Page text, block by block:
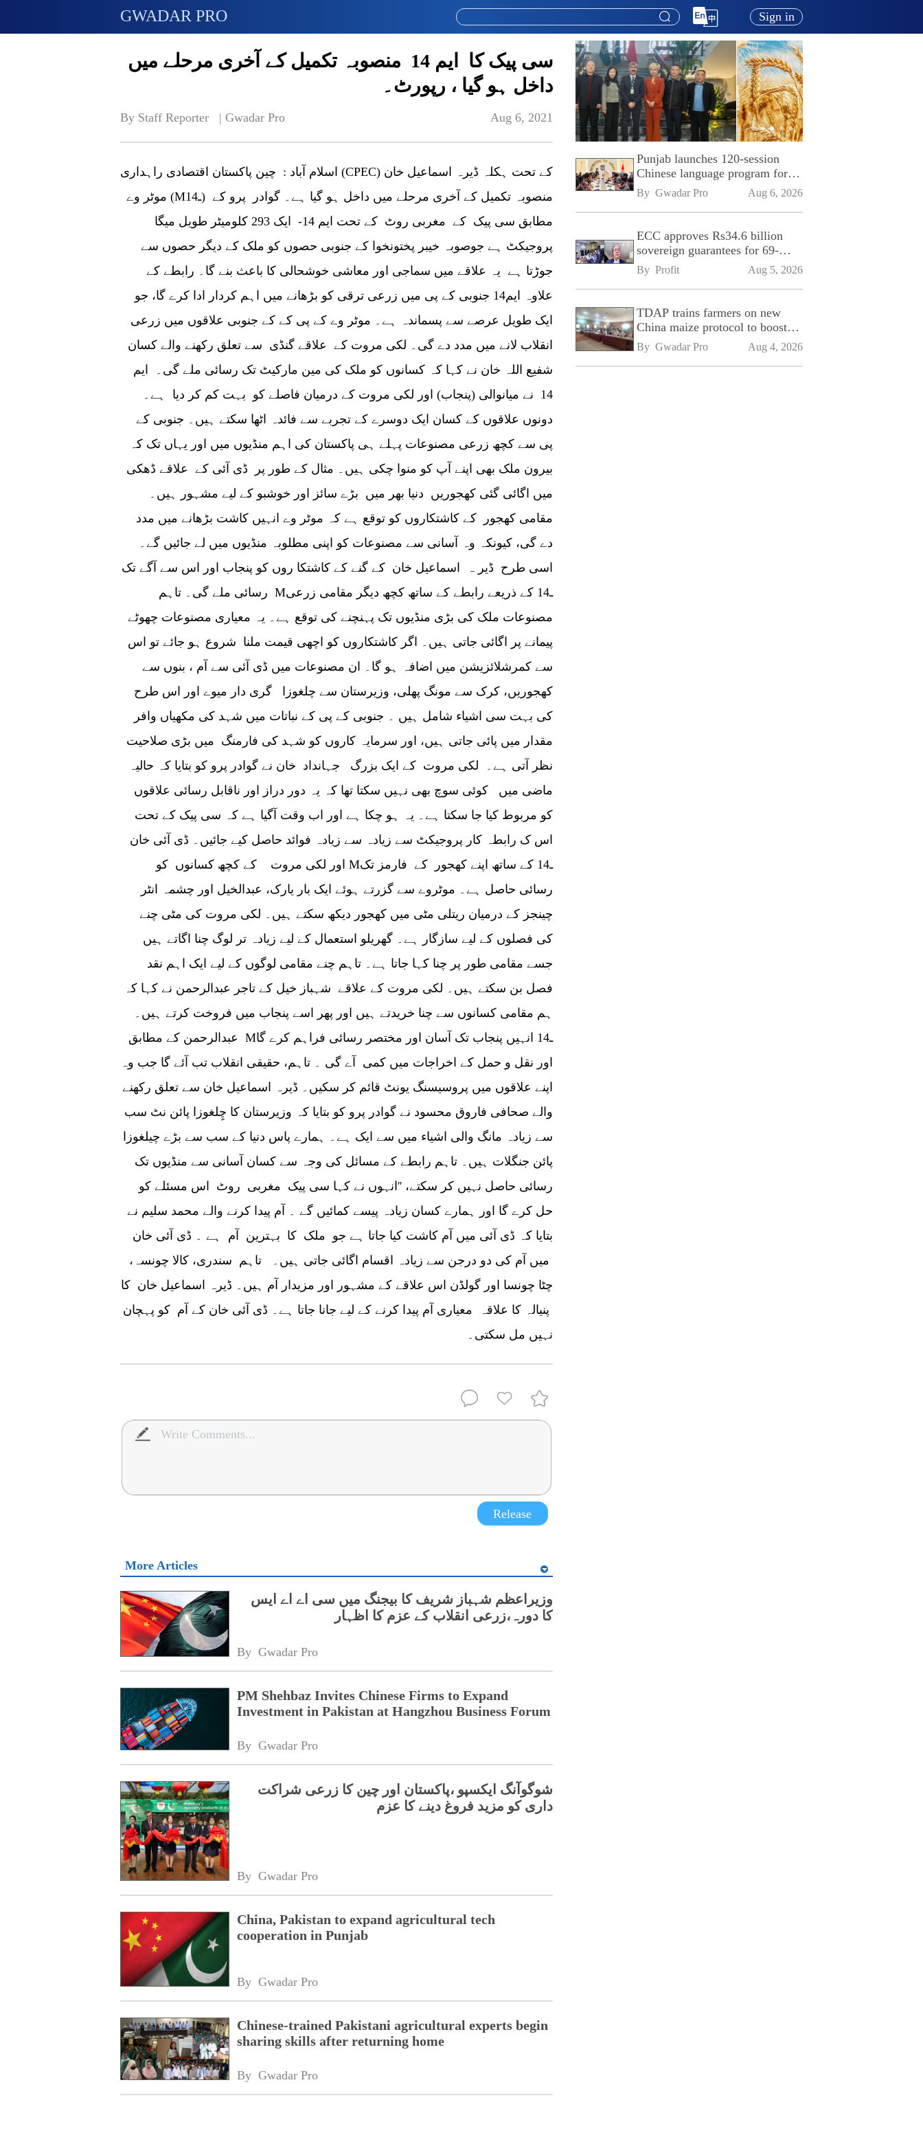
GWADAR PRO Sign in
سی پیک کا ایم 14 منصوبہ تکمیل کے آخری مرحلے میں
داخل ہو گیا ، رپورٹ۔
By Staff Reporter   | Gwadar Pro Aug 6, 2021
اسلام آباد : چین پاکستان اقتصادی راہداری (CPEC) کے تحت ہکلہ ڈیرہ اسماعیل خان
موٹر وے (Mـ14) منصوبہ تکمیل کے آخری مرحلے میں داخل ہو گیا ہے۔ گوادر پرو کے
مطابق سی پیک کے مغربی روٹ کے تحت ایم 14- ایک 293 کلومیٹر طویل میگا
پروجیکٹ ہے جوصوبہ خیبر پختونخوا کے جنوبی حصوں کو ملک کے دیگر حصوں سے
جوڑتا ہے یہ علاقے میں سماجی اور معاشی خوشحالی کا باعث بنے گا۔ رابطے کے
علاوہ ایم14 جنوبی کے پی میں زرعی ترقی کو بڑھانے میں اہم کردار ادا کرے گا، جو
ایک طویل عرصے سے پسماندہ ہے۔ موٹر وے کے پی کے کے جنوبی علاقوں میں زرعی
انقلاب لانے میں مدد دے گی۔ لکی مروت کے علاقے گنڈی سے تعلق رکھنے والے کسان
شفیع اللہ خان نے کہا کہ کسانوں کو ملک کی مین مارکیٹ تک رسائی ملے گی۔ ایم
14 نے میانوالی (پنجاب) اور لکی مروت کے درمیان فاصلے کو بہت کم کر دیا ہے۔
دونوں علاقوں کے کسان ایک دوسرے کے تجربے سے فائدہ اٹھا سکتے ہیں۔ جنوبی کے
پی سے کچھ زرعی مصنوعات پہلے ہی پاکستان کی اہم منڈیوں میں اور یہاں تک کہ
بیرون ملک بھی اپنے آپ کو منوا چکی ہیں۔ مثال کے طور پر ڈی آئی کے علاقے ڈھکی
میں اگائی گئی کھجوریں دنیا بھر میں بڑے سائز اور خوشبو کے لیے مشہور ہیں۔
مقامی کھجور کے کاشتکاروں کو توقع ہے کہ موٹر وے انہیں کاشت بڑھانے میں مدد
دے گی، کیونکہ وہ آسانی سے مصنوعات کو اپنی مطلوبہ منڈیوں میں لے جائیں گے۔
اسی طرح ڈیر ہ اسماعیل خان کے گنے کے کاشتکا روں کو پنجاب اور اس سے آگے تک
رسائی ملے گی۔ تاہم Mـ14 کے ذریعے رابطے کے ساتھ کچھ دیگر مقامی زرعی
مصنوعات ملک کی بڑی منڈیوں تک پہنچنے کی توقع ہے۔ یہ معیاری مصنوعات چھوٹے
پیمانے پر اگائی جاتی ہیں۔ اگر کاشتکاروں کو اچھی قیمت ملنا شروع ہو جائے تو اس
سے کمرشلائزیشن میں اضافہ ہو گا۔ ان مصنوعات میں ڈی آئی سے آم ، بنوں سے
کھجوریں، کرک سے مونگ پھلی، وزیرستان سے چلغوزا گری دار میوے اور اس طرح
کی بہت سی اشیاء شامل ہیں ۔ جنوبی کے پی کے نباتات میں شہد کی مکھیاں وافر
مقدار میں پائی جاتی ہیں، اور سرمایہ کاروں کو شہد کی فارمنگ میں بڑی صلاحیت
نظر آتی ہے۔ لکی مروت کے ایک بزرگ جہانداد خان نے گوادر پرو کو بتایا کہ حالیہ
ماضی میں کوئی سوچ بھی نہیں سکتا تھا کہ یہ دور دراز اور ناقابل رسائی علاقوں
کو مربوط کیا جا سکتا ہے۔ یہ ہو چکا ہے اور اب وقت آگیا ہے کہ سی پیک کے تحت
اس ک رابطہ کار پروجیکٹ سے زیادہ سے زیادہ فوائد حاصل کیے جائیں۔ ڈی آئی خان
اور لکی مروت کے کچھ کسانوں کو Mـ14 کے ساتھ اپنے کھجور کے فارمز تک
رسائی حاصل ہے۔ موٹروے سے گزرتے ہوئے ایک بار یارک، عبدالخیل اور چشمہ انٹر
چینجز کے درمیان ریتلی مٹی میں کھجور دیکھ سکتے ہیں۔ لکی مروت کی مٹی چنے
کی فصلوں کے لیے سازگار ہے۔ گھریلو استعمال کے لیے زیادہ تر لوگ چنا اگاتے ہیں
جسے مقامی طور پر چنا کہا جاتا ہے۔ تاہم چنے مقامی لوگوں کے لیے ایک اہم نقد
فصل بن سکتے ہیں۔ لکی مروت کے علاقے شہباز خیل کے تاجر عبدالرحمن نے کہا کہ
ہم مقامی کسانوں سے چنا خریدتے ہیں اور پھر اسے پنجاب میں فروخت کرتے ہیں۔
عبدالرحمن کے مطابق Mـ14 انہیں پنجاب تک آسان اور مختصر رسائی فراہم کرے گا
اور نقل و حمل کے اخراجات میں کمی آے گی ۔ تاہم، حقیقی انقلاب تب آئے گا جب وہ
اپنے علاقوں میں پروسیسنگ یونٹ قائم کر سکیں۔ ڈیرہ اسماعیل خان سے تعلق رکھنے
والے صحافی فاروق محسود نے گوادر پرو کو بتایا کہ وزیرستان کا چِلغوزا پائن نٹ سب
سے زیادہ مانگ والی اشیاء میں سے ایک ہے۔ ہمارے پاس دنیا کے سب سے بڑے چیلغوزا
پائن جنگلات ہیں۔ تاہم رابطے کے مسائل کی وجہ سے کسان آسانی سے منڈیوں تک
رسائی حاصل نہیں کر سکتے، ''انہوں نے کہا سی پیک مغربی روٹ اس مسئلے کو
حل کرے گا اور ہمارے کسان زیادہ پیسے کمائیں گے ۔ آم پیدا کرنے والے محمد سلیم نے
بتایا کہ ڈی آئی میں آم کاشت کیا جاتا ہے جو ملک کا بہترین آم ہے ۔ ڈی آئی خان
میں آم کی دو درجن سے زیادہ اقسام اگائی جاتی ہیں۔ تاہم سندری، کالا چونسہ،
چٹا چونسا اور گولڈن اس علاقے کے مشہور اور مزیدار آم ہیں۔ ڈیرہ اسماعیل خان کا
پنیالہ کا علاقہ معیاری آم پیدا کرنے کے لیے جانا جاتا ہے۔ ڈی آئی خان کے آم کو پہچان
نہیں مل سکتی۔
Release
More Articles
وزیراعظم شہباز شریف کا بیجنگ میں سی اے اے ایس
کا دورہ،زرعی انقلاب کے عزم کا اظہار
By Gwadar Pro
PM Shehbaz Invites Chinese Firms to Expand
Investment in Pakistan at Hangzhou Business Forum
By Gwadar Pro
شوگوآنگ ایکسپو ،پاکستان اور چین کا زرعی شراکت
داری کو مزید فروغ دینے کا عزم
By Gwadar Pro
China, Pakistan to expand agricultural tech
cooperation in Punjab
By Gwadar Pro
Chinese-trained Pakistani agricultural experts begin
sharing skills after returning home
By Gwadar Pro
Punjab launches 120-session
Chinese language program for
SPU
By Gwadar Pro Aug 6, 2026
ECC approves Rs34.6 billion
sovereign guarantees for 69-
kilometre Sialkot-Kharian
Motorway
By Profit Aug 5, 2026
TDAP trains farmers on new
China maize protocol to boost
exports
By Gwadar Pro Aug 4, 2026